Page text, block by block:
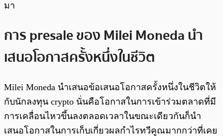
มา
การ presale ของ Milei Moneda นำ
เสนอโอกาสครั้งหนึ่งในชีวิต
Milei Moneda นำเสนอข้อเสนอโอกาสครั้งหนึ่งในชีวิตให้
กับนักลงทุน crypto นั่นคือโอกาสในการเข้าร่วมตลาดที่มี
การเคลื่อนไหวขึ้นลงตลอดเวลาในขณะเดียวกันก็นำ
เสนอโอกาสในการเก็บเกี่ยวผลกำไรทวีคูณมากกว่าที่เคย